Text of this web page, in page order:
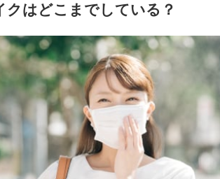
はどこまでしている？